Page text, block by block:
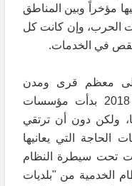
مؤخراً وبين المناطق
الحرب، وإن كانت كل
نقص في الخدمات.
معظم قرى ومدن
محافظة درعا في آب/ أغسطس 2018 بدأت مؤسسات
ولكن دون أن ترتقي
الحاجة التي يعانيها
تحت سيطرة النظام
الخدمية من "بلديات